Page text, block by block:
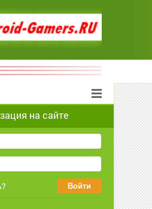
на сайте